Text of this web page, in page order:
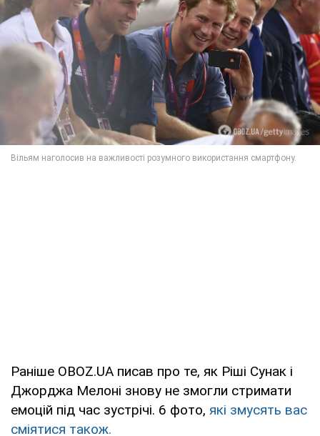
Раніше OBOZ.UA писав про те, як Ріші Сунак і
Джорджа Мелоні знову не змогли стримати
емоцій під час зустрічі. 6 фото, які змусять вас
сміятися також.